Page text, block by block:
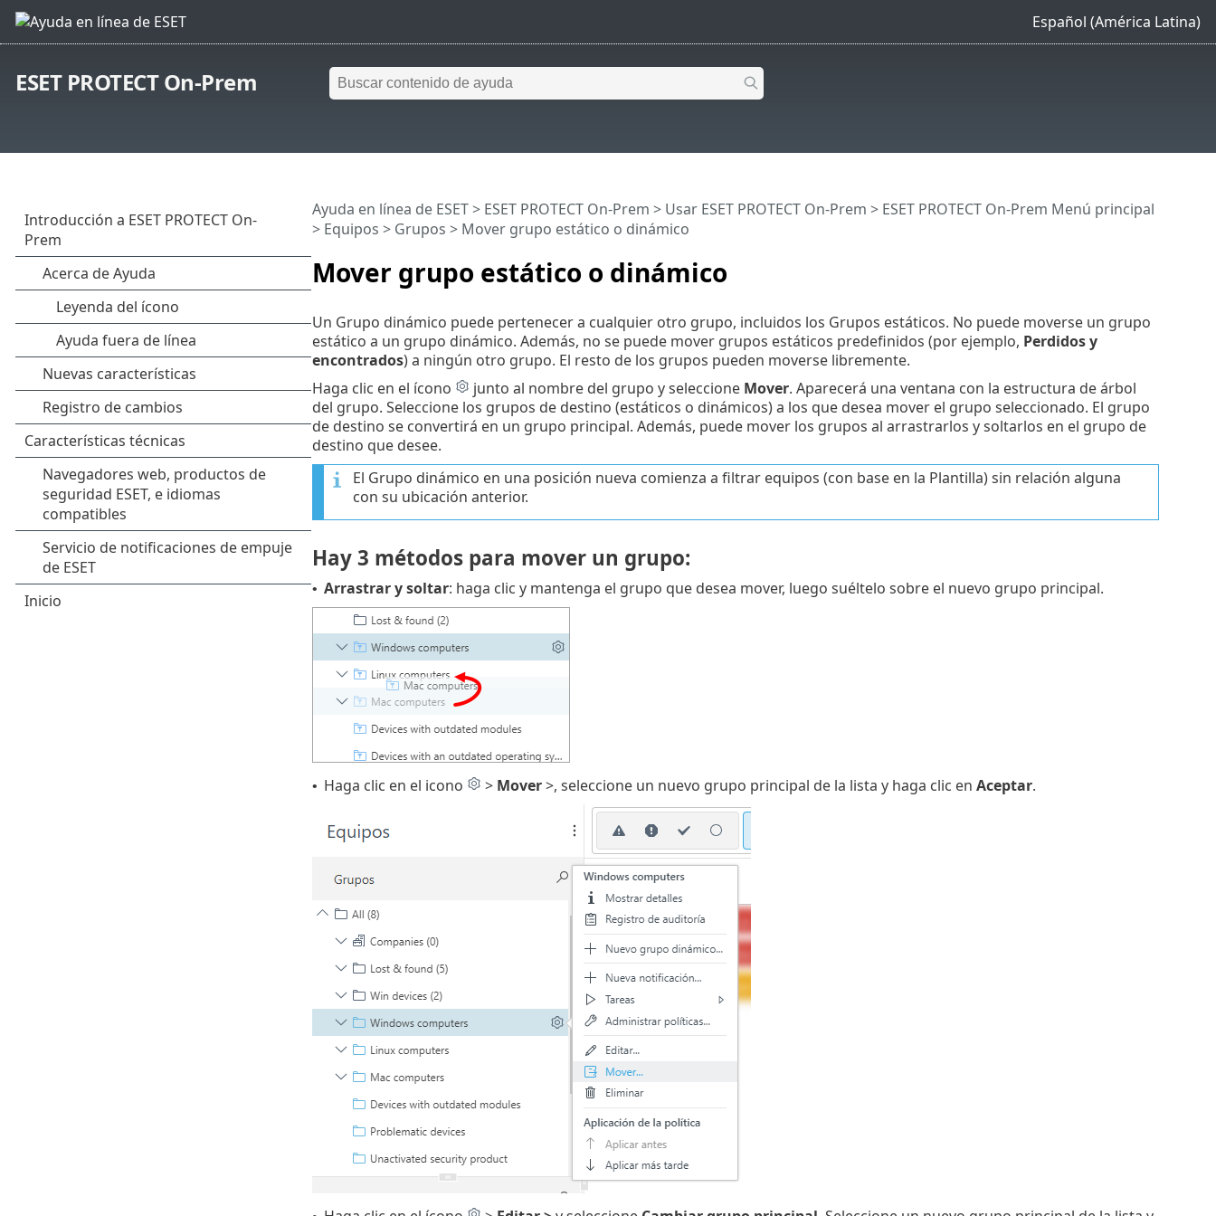
Español (América Latina)
ESET PROTECT On-Prem
Mover grupo estático o dinámico
Ayuda en línea de ESET> ESET PROTECT On-Prem > Usar ESET PROTECT On-Prem > ESET PROTECT On-Prem Menú principal
> Equipos > Grupos > Mover grupo estático o dinámico
Un Grupo dinámico puede pertenecer a cualquier otro grupo, incluidos los Grupos estáticos. No puede moverse un grupo
estático a un grupo dinámico. Además, no se puede mover grupos estáticos predefinidos (por ejemplo, Perdidos y
encontrados) a ningún otro grupo. El resto de los grupos pueden moverse libremente.
Haga clic en el ícono
junto al nombre del grupo y seleccione Mover. Aparecerá una ventana con la estructura de árbol
del grupo. Seleccione los grupos de destino (estáticos o dinámicos) a los que desea mover el grupo seleccionado. El grupo
de destino se convertirá en un grupo principal. Además, puede mover los grupos al arrastrarlos y soltarlos en el grupo de
destino que desee.
El Grupo dinámico en una posición nueva comienza a filtrar equipos (con base en la Plantilla) sin relación alguna
con su ubicación anterior.
Hay 3 métodos para mover un grupo:
• Arrastrar y soltar: haga clic y mantenga el grupo que desea mover, luego suéltelo sobre el nuevo grupo principal.
• Haga clic en el icono > Mover>, seleccione un nuevo grupo principal de la lista y haga clic en Aceptar.